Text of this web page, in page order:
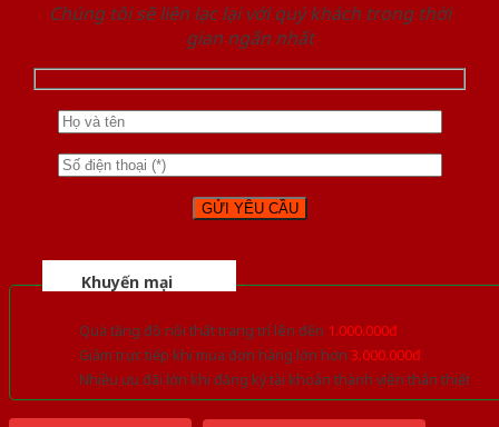
Chúng tôi sẽ liên lạc lại với quý khách trong thời
gian ngắn nhất
Khuyến mại
Quà tặng đồ nội thất trang trí lên đến 1.000.000đ
Giảm trực tiếp khi mua đơn hàng lớn hơn 3.000.000đ
Nhiều ưu đãi lớn khi đăng ký tài khoản thành viên thân thiết